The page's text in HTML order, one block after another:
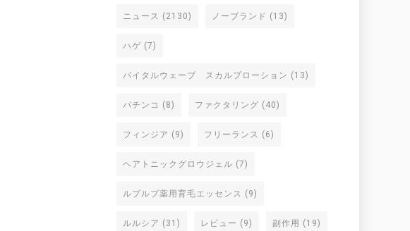
ニュース (2130) ノーブランド (13)
ハゲ (7)
バイタルウェーブ スカルプローション (13)
パチンコ (8) ファクタリング (40)
フィンジア (9) フリーランス (6)
ヘアトニックグロウジェル (7)
ルプルプ薬用育毛エッセンス (9)
ルルシア (31) レビュー (9) 副作用 (19)